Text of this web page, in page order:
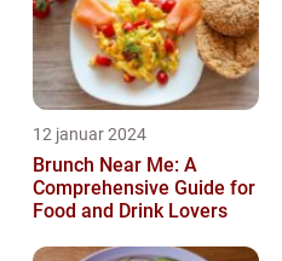
12 januar 2024
Brunch Near Me: A
Comprehensive Guide for
Food and Drink Lovers